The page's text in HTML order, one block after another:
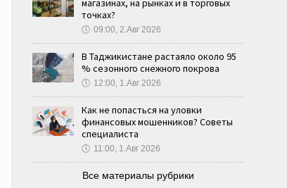
магазинах, на рынках и в торговых
точках?
🕔 09:00, 2.Авг 2026
В Таджикистане растаяло около 95
% сезонного снежного покрова
🕔 12:00, 1.Авг 2026
Как не попасться на уловки
финансовых мошенников? Советы
специалиста
🕔 11:00, 1.Авг 2026
Все материалы рубрики